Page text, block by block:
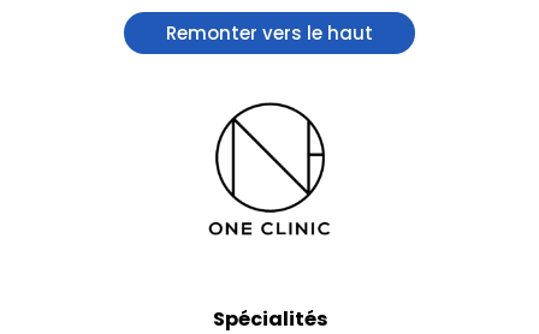
Remonter vers le haut
Spécialités